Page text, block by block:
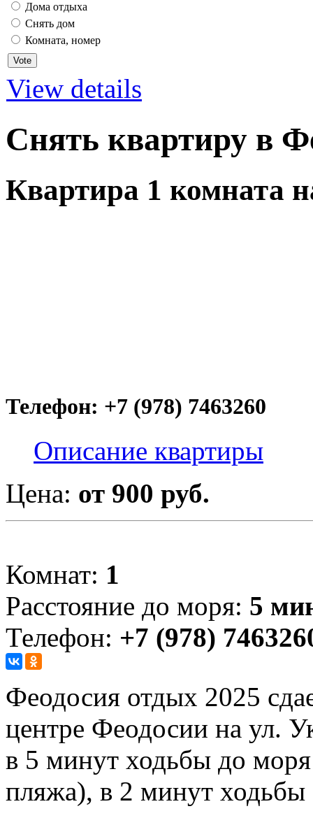
Дома отдыха
Снять дом
Комната, номер
View details
Снять квартиру в
Квартира 1 комната
Телефон: +7 (978) 7463260
Описание квартиры
Цена: от 900 руб.
Комнат: 1
Расстояние до моря: 5
Телефон: +7 (978)
Феодосия отдых 2025
центре Феодосии на ул.
в 5 минут ходьбы до моря
пляжа), в 2 минут